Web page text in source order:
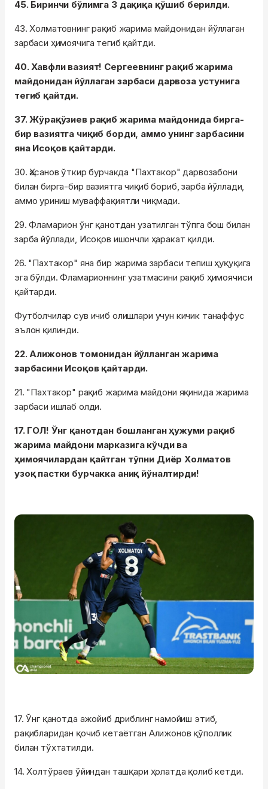
45. Биринчи бўлимга 3 дақиқа қўшиб берилди.
43. Холматовнинг рақиб жарима майдонидан йўллаган
зарбаси ҳимоячига тегиб қайтди.
40. Хавфли вазият! Сергеевнинг рақиб жарима
майдонидан йўллаган зарбаси дарвоза устунига
тегиб қайтди.
37. Жўрақўзиев рақиб жарима майдонида бирга-
бир вазиятга чиқиб борди, аммо унинг зарбасини
яна Исоқов қайтарди.
30. Ҳасанов ўткир бурчакда "Пахтакор" дарвозабони
билан бирга-бир вазиятга чиқиб бориб, зарба йўллади,
аммо уриниш муваффақиятли чиқмади.
29. Фламарион ўнг қанотдан узатилган тўпга бош билан
зарба йўллади, Исоқов ишончли ҳаракат қилди.
26. "Пахтакор" яна бир жарима зарбаси тепиш ҳуқуқига
эга бўлди. Фламарионнинг узатмасини рақиб ҳимоячиси
қайтарди.
Футболчилар сув ичиб олишлари учун кичик танаффус
эълон қилинди.
22. Алижонов томонидан йўлланган жарима
зарбасини Исоқов қайтарди.
21. "Пахтакор" рақиб жарима майдони яқинида жарима
зарбаси ишлаб олди.
17. ГОЛ! Ўнг қанотдан бошланган ҳужуми рақиб
жарима майдони марказига кўчди ва
ҳимоячилардан қайтган тўпни Диёр Холматов
узоқ пастки бурчакка аниқ йўналтирди!
17. Ўнг қанотда ажойиб дриблинг намойиш этиб,
рақибларидан қочиб кетаётган Алижонов қўполлик
билан тўхтатилди.
14. Холтўраев ўйиндан ташқари ҳолатда қолиб кетди.